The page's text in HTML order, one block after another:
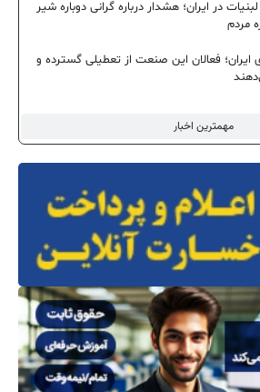
مهمترین اخبار
در ایران؛ هشدار درباره گرانی دوباره شیر
مردم
فعالان این صنعت از تعطیلی گسترده و